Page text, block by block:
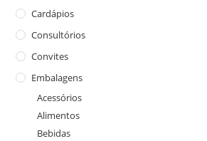
Cardápios
Consultórios
Convites
Embalagens
Acessórios
Alimentos
Bebidas